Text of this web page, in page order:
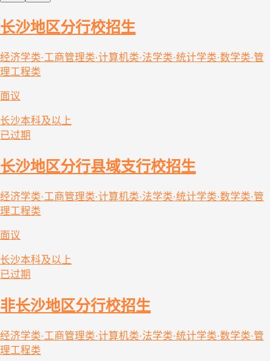
长沙地区分行校招生
经济学类·工商管理类·计算机类·法学类·统计学类·数学类·管
理工程类
面议
长沙本科及以上
已过期
长沙地区分行县域支行校招生
经济学类·工商管理类·计算机类·法学类·统计学类·数学类·管
理工程类
面议
长沙本科及以上
已过期
非长沙地区分行校招生
经济学类·工商管理类·计算机类·法学类·统计学类·数学类·管
理工程类